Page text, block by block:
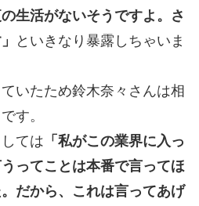
生活がないそうですよ。さ
といきなり暴露しちゃいま
いたため鈴木奈々さんは相
す。
ては 「私がこの業界に入っ
ってことは本番で言ってほ
だから、これは言ってあげ